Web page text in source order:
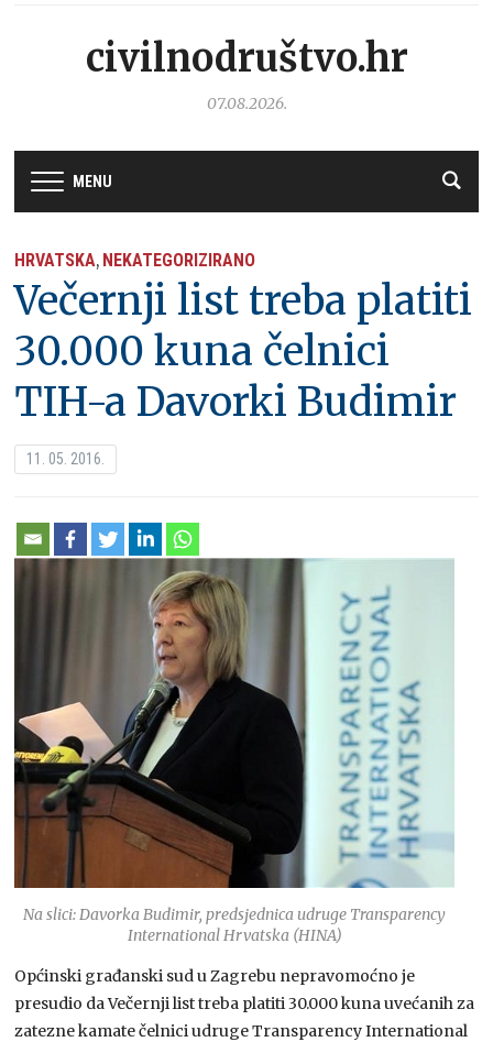
civilnodruštvo.hr
07.08.2026.
MENU
HRVATSKA, NEKATEGORIZIRANO
Večernji list treba platiti
30.000 kuna čelnici
TIH-a Davorki Budimir
11. 05. 2016.
Na slici: Davorka Budimir, predsjednica udruge Transparency
International Hrvatska (HINA)
Općinski građanski sud u Zagrebu nepravomoćno je
presudio da Večernji list treba platiti 30.000 kuna uvećanih za
zatezne kamate čelnici udruge Transparency International